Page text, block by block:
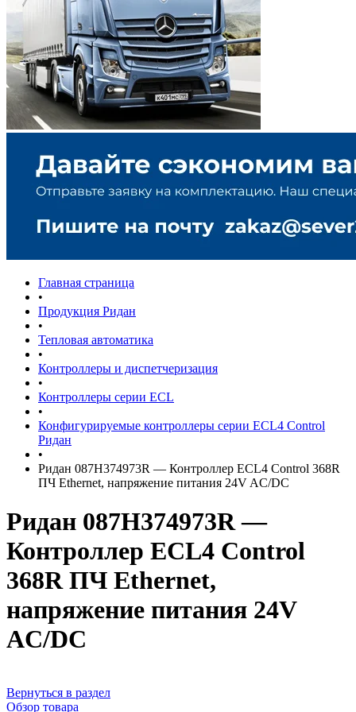
Главная страница
•
Продукция Ридан
•
Тепловая автоматика
•
Контроллеры и диспетчеризация
•
Контроллеры серии ECL
•
Конфигурируемые контроллеры серии ECL4 Control
Ридан
•
Ридан 087H374973R — Контроллер ECL4 Control 368R
ПЧ Ethernet, напряжение питания 24V AC/DC
Ридан 087H374973R —
Контроллер ECL4 Control
368R ПЧ Ethernet,
напряжение питания 24V
AC/DC
Вернуться в раздел
Обзор товара